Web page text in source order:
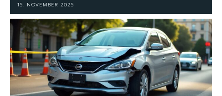
15. NOVEMBER 2025